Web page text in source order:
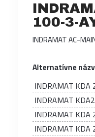
100-3-
INDRAMAT AC-
Alternatívne
INDRAMAT KDA
INDRAMAT
INDRAMAT KDA
INDRAMAT KDA